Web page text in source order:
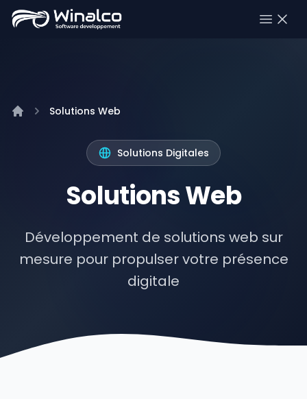
Open
Solutions Web
Solutions Digitales
Solutions Web
Développement de solutions web sur
mesure pour propulser votre présence
digitale